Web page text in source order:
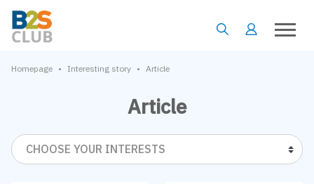
Homepage • Interesting story • Article
Article
CHOOSE YOUR INTERESTS